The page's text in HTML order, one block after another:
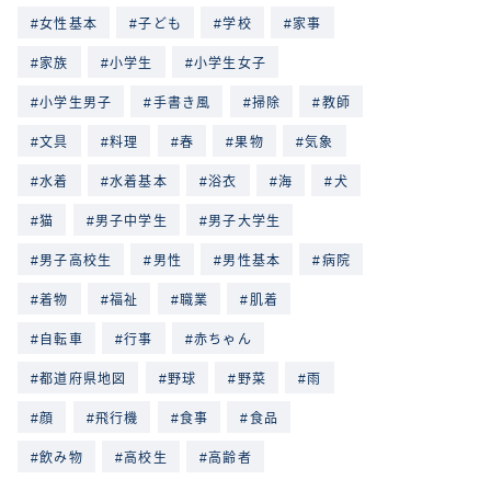
女性基本 子ども 学校 家事
家族 小学生 小学生女子
小学生男子 手書き風 掃除 教師
文具 料理 春 果物 気象
水着 水着基本 浴衣 海 犬
猫 男子中学生 男子大学生
男子高校生 男性 男性基本 病院
着物 福祉 職業 肌着
自転車 行事 赤ちゃん
都道府県地図 野球 野菜 雨
顔 飛行機 食事 食品
飲み物 高校生 高齢者